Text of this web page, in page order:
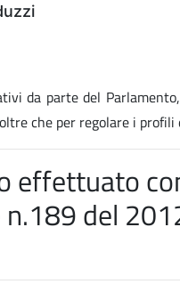
da parte del
che per regolare i
effettuato
n.189 del